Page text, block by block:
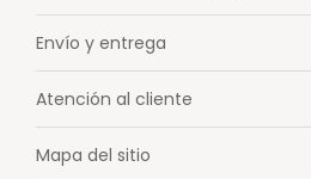
Envío y entrega
Atención al cliente
Mapa del sitio